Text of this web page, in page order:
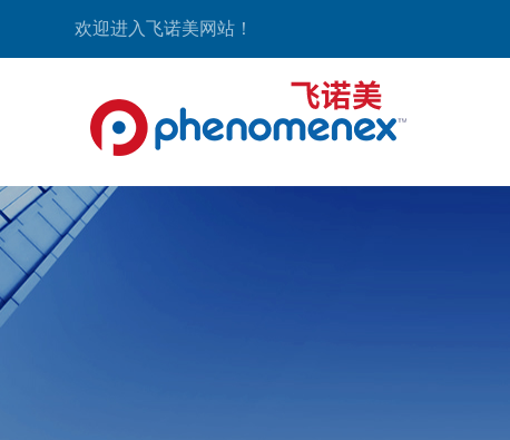
欢迎进入飞诺美网站！